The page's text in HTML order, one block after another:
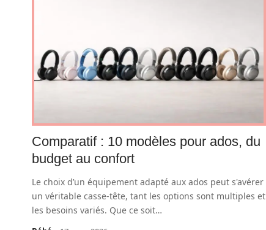
Comparatif : 10 modèles pour ados, du
budget au confort
Le choix d’un équipement adapté aux ados peut s'avérer
un véritable casse-tête, tant les options sont multiples et
les besoins variés. Que ce soit…